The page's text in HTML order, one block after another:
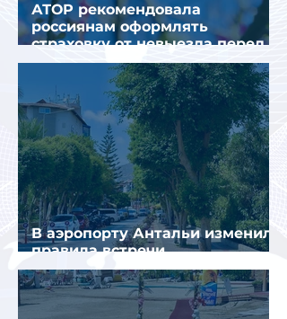
АТОР рекомендовала
россиянам оформлять
страховку от невыезда перед
поездкой в Грецию
В аэропорту Антальи изменили
правила встречи
организованных туристов